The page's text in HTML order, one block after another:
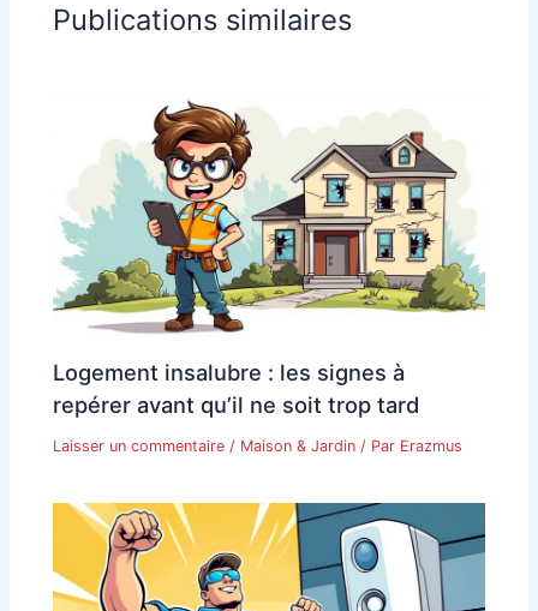
Publications similaires
Logement insalubre : les signes à
repérer avant qu’il ne soit trop tard
Laisser un commentaire / Maison & Jardin / Par Erazmus